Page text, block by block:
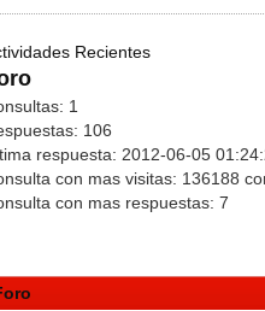
Recientes
1
106
respuesta: 2012-06-05
con mas visitas: 136188
con mas respuestas: 7